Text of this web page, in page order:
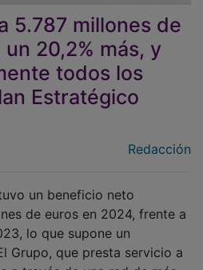
5.787 millones de
20,2% más, y
todos los
Estratégico
de euros en 2024, frente a
lo que supone un
Grupo, que presta servicio a
a través de una red de más